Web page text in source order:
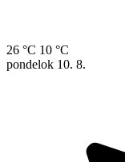
26 °C 10 °C
pondelok 10. 8.